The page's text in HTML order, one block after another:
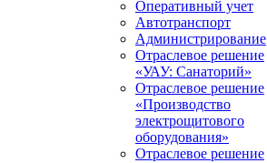
Оперативный учет
Автотранспорт
Администрирование
Отраслевое решение
«УАУ: Санаторий»
Отраслевое решение
«Производство
электрощитового
оборудования»
Отраслевое решение